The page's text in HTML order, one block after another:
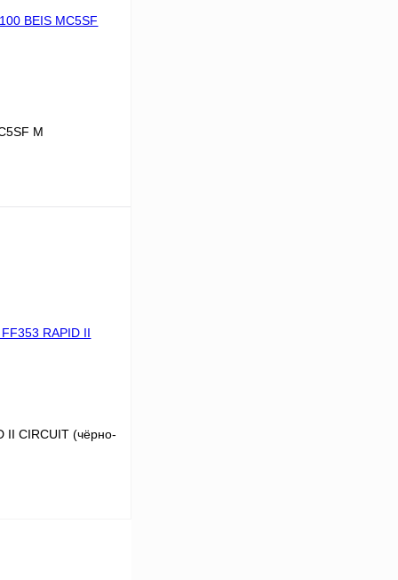
M
II CIRCUIT (чёрно-